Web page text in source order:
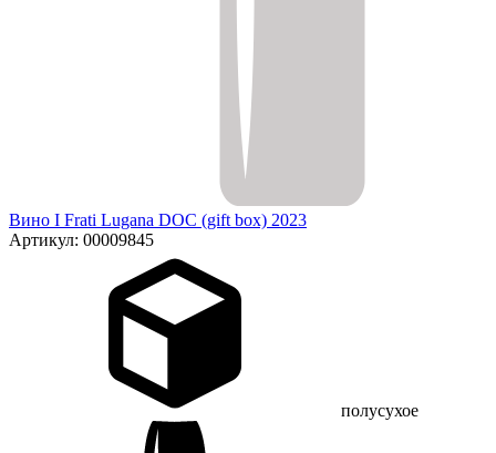
Вино I Frati Lugana DOC (gift box) 2023
Артикул: 00009845
полусухое